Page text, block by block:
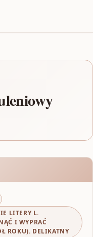
LITERY L.
I WYPRAĆ
ROKU). DELIKATNY